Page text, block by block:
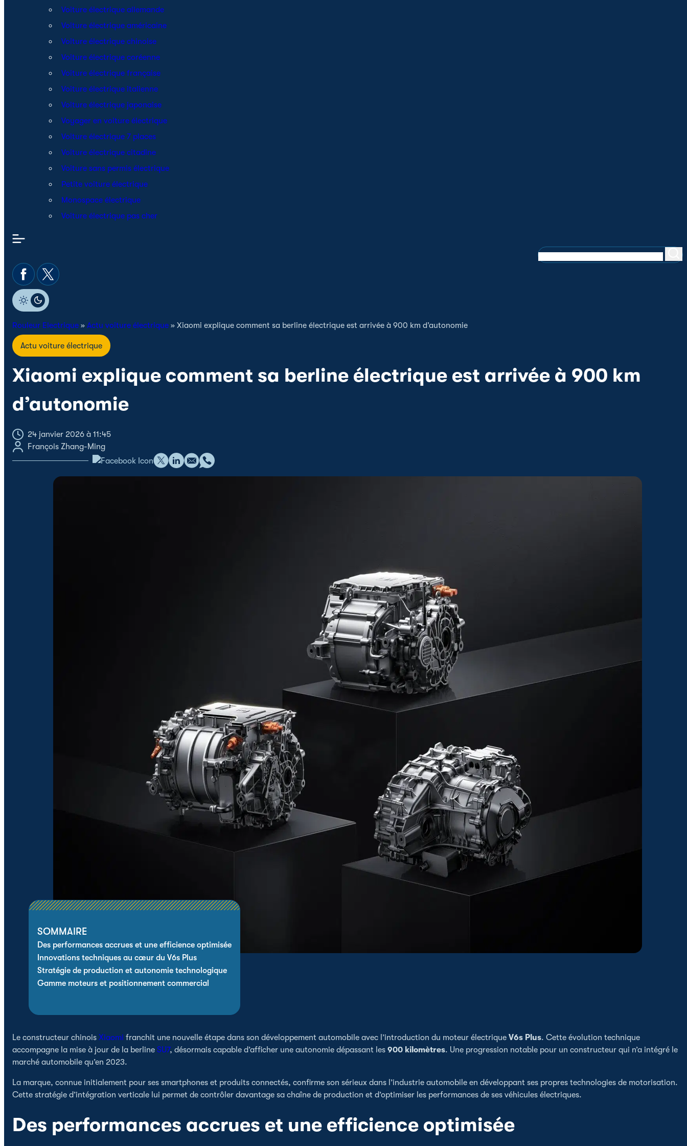
Voiture électrique allemande
Voiture électrique américaine
Voiture électrique chinoise
Voiture électrique coréenne
Voiture électrique française
Voiture électrique italienne
Voiture électrique japonaise
Voyager en voiture électrique
Voiture électrique 7 places
Voiture électrique citadine
Voiture sans permis électrique
Petite voiture électrique
Monospace électrique
Voiture électrique pas cher
Rouleur Electrique » Actu voiture électrique » Xiaomi explique comment sa berline électrique est arrivée à 900 km d’autonomie
Actu voiture électrique
Xiaomi explique comment sa berline électrique est arrivée à 900 km
d’autonomie
24 janvier 2026 à 11:45
François Zhang-Ming
SOMMAIRE
Des performances accrues et une efficience optimisée
Innovations techniques au cœur du V6s Plus
Stratégie de production et autonomie technologique
Gamme moteurs et positionnement commercial
Le constructeur chinois Xiaomi franchit une nouvelle étape dans son développement automobile avec l’introduction du moteur électrique V6s Plus. Cette évolution technique
accompagne la mise à jour de la berline SU7, désormais capable d’afficher une autonomie dépassant les 900 kilomètres. Une progression notable pour un constructeur qui n’a intégré le
marché automobile qu’en 2023.
La marque, connue initialement pour ses smartphones et produits connectés, confirme son sérieux dans l’industrie automobile en développant ses propres technologies de motorisation.
Cette stratégie d’intégration verticale lui permet de contrôler davantage sa chaîne de production et d’optimiser les performances de ses véhicules électriques.
Des performances accrues et une efficience optimisée